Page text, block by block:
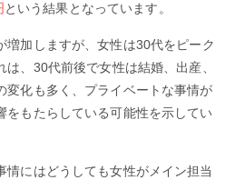
という結果となっています。
増加しますが、女性は30代をピーク
、30代前後で女性は結婚、出産、
変化も多く、プライベートな事情が
をもたらしている可能性を示してい
情にはどうしても女性がメイン担当